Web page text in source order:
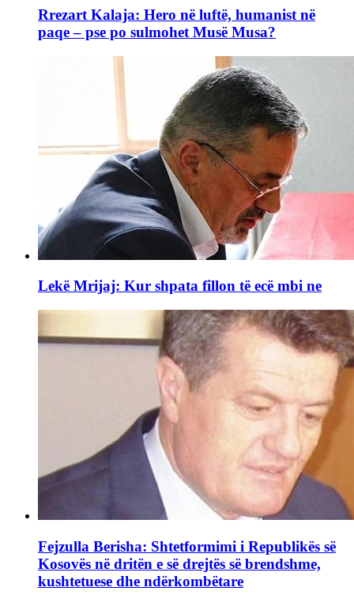
Rrezart Kalaja: Hero në luftë, humanist në
paqe – pse po sulmohet Musë Musa?
Lekë Mrijaj: Kur shpata fillon të ecë mbi ne
Fejzulla Berisha: Shtetformimi i Republikës së
Kosovës në dritën e së drejtës së brendshme,
kushtetuese dhe ndërkombëtare